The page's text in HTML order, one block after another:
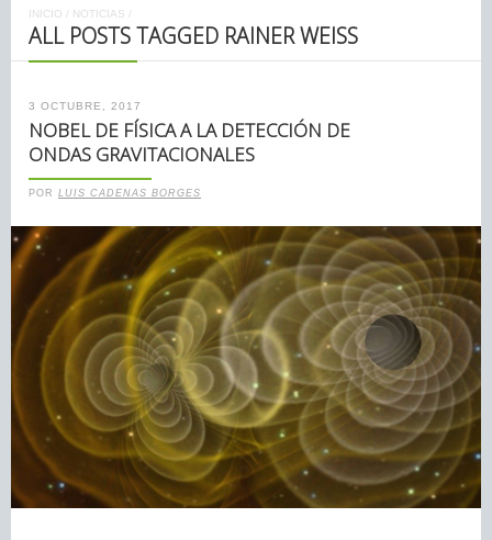
INICIO / NOTICIAS /
ALL POSTS TAGGED RAINER WEISS
3 OCTUBRE, 2017
NOBEL DE FÍSICA A LA DETECCIÓN DE
ONDAS GRAVITACIONALES
POR LUIS CADENAS BORGES